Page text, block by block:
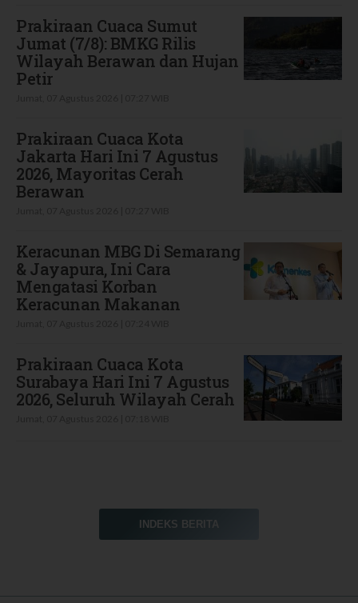
Prakiraan Cuaca Sumut
Jumat (7/8): BMKG Rilis
Wilayah Berawan dan Hujan
Petir
Prakiraan Cuaca Kota
Jakarta Hari Ini 7 Agustus
2026, Mayoritas Cerah
Berawan
Keracunan MBG Di Semarang
& Jayapura, Ini Cara
Mengatasi Korban
Keracunan Makanan
Prakiraan Cuaca Kota
Surabaya Hari Ini 7 Agustus
2026, Seluruh Wilayah Cerah
INDEKS BERITA